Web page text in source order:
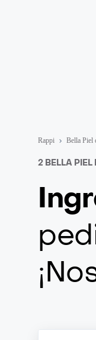
Rappi Bella Piel
2 BELLA